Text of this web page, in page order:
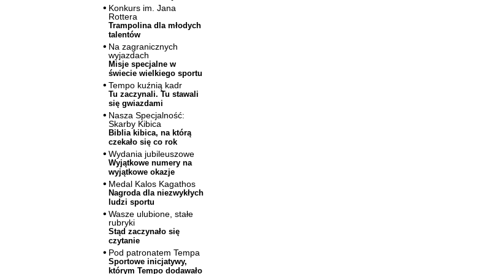
Konkurs im. Jana
Rottera
Trampolina dla młodych
talentów
Na zagranicznych
wyjazdach
Misje specjalne w
świecie wielkiego sportu
Tempo kuźnią kadr
Tu zaczynali. Tu stawali
się gwiazdami
Nasza Specjalność:
Skarby Kibica
Biblia kibica, na którą
czekało się co rok
Wydania jubileuszowe
Wyjątkowe numery na
wyjątkowe okazje
Medal Kalos Kagathos
Nagroda dla niezwykłych
ludzi sportu
Wasze ulubione, stałe
rubryki
Stąd zaczynało się
czytanie
Pod patronatem Tempa
Sportowe inicjatywy,
którym Tempo dodawało